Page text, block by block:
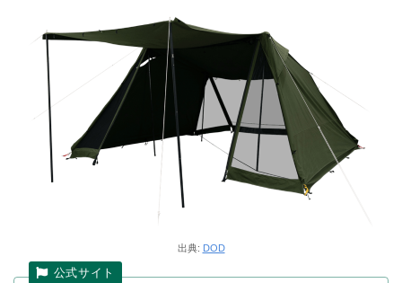
出典: DOD